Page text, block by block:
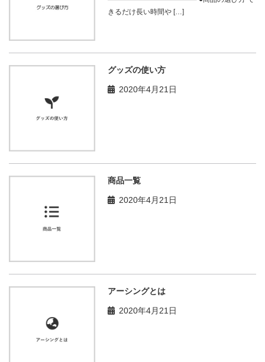
きるだけ長い時間や […]
グッズの使い方
2020年4月21日
商品一覧
2020年4月21日
アーシングとは
2020年4月21日